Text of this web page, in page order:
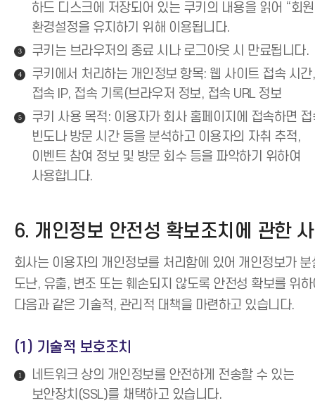
하드 디스크에 저장되어 있는 쿠키의 내용을 읽어 “회
환경설정을 유지하기 위해 이용됩니다.
3 쿠키는 브라우저의 종료 시나 로그아웃 시 만료됩니다.
4
쿠키에서 처리하는 개인정보 항목: 웹 사이트 접속 시간,
접속 IP, 접속 기록(브라우저 정보, 접속 URL 정보
5
쿠키 사용 목적: 이용자가 회사 홈페이지에 접속하면 접
빈도나 방문 시간 등을 분석하고 이용자의 자취 추적,
이벤트 참여 정보 및 방문 회수 등을 파악하기 위하여
사용합니다.
6. 개인정보 안전성 확보조치에 관한
회사는 이용자의 개인정보를 처리함에 있어 개인정보가 분
도난, 유출, 변조 또는 훼손되지 않도록 안전성 확보를 위
다음과 같은 기술적, 관리적 대책을 마련하고 있습니다.
(1) 기술적 보호조치
1
네트워크 상의 개인정보를 안전하게 전송할 수 있는
보안장치(SSL)를 채택하고 있습니다.